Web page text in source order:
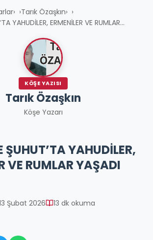
› Tarık Özaşkın›
YAHUDİLER, ERMENİLER VE RUMLAR...
KÖŞE YAZISI
Tarık Özaşkın
Köşe Yazarı
ŞUHUT’TA YAHUDİLER,
VE RUMLAR YAŞADI
Şubat 2026 13 dk okuma